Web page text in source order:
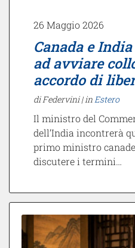
26 Maggio 2026
Canada e
ad avviare
accordo di
di Federvini | in Estero
Il ministro del
dell’India incontrerà
primo ministro
discutere i termini…